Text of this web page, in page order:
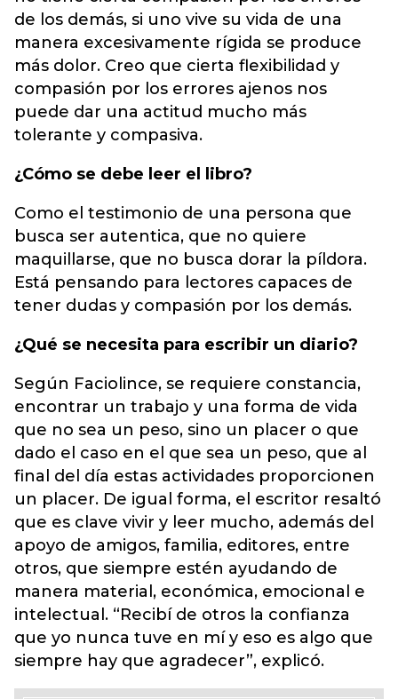
de los demás, si uno vive su vida de una
manera excesivamente rígida se produce
más dolor. Creo que cierta flexibilidad y
compasión por los errores ajenos nos
puede dar una actitud mucho más
tolerante y compasiva.
¿Cómo se debe leer el libro?
Como el testimonio de una persona que
busca ser autentica, que no quiere
maquillarse, que no busca dorar la píldora.
Está pensando para lectores capaces de
tener dudas y compasión por los demás.
¿Qué se necesita para escribir un diario?
Según Faciolince, se requiere constancia,
encontrar un trabajo y una forma de vida
que no sea un peso, sino un placer o que
dado el caso en el que sea un peso, que al
final del día estas actividades proporcionen
un placer. De igual forma, el escritor resaltó
que es clave vivir y leer mucho, además del
apoyo de amigos, familia, editores, entre
otros, que siempre estén ayudando de
manera material, económica, emocional e
intelectual. “Recibí de otros la confianza
que yo nunca tuve en mí y eso es algo que
siempre hay que agradecer”, explicó.